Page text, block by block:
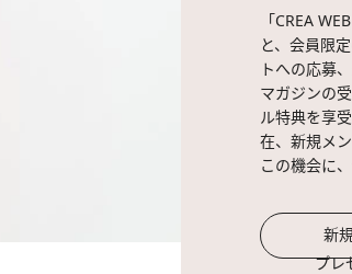
「CREA
と、会員限
トへの応募
マガジンの
ル特典を享
在、新規メ
この機会に
新
プレ